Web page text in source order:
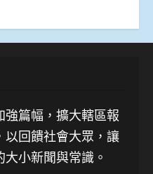
篇幅，擴大轄區報
以回饋社會大眾，讓
小新聞與常識。